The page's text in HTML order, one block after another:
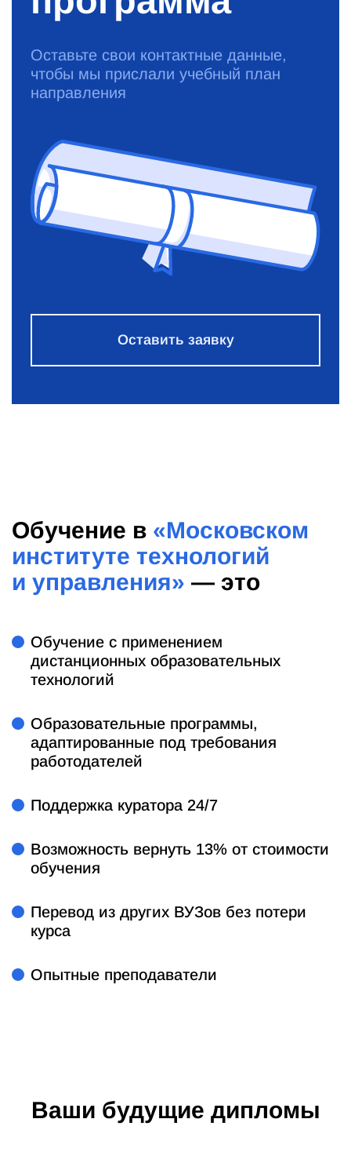
Оставьте свои контактные данные,
чтобы мы прислали учебный план
направления
Оставить заявку
Обучение в «Московском
институте технологий
и управления» — это
Обучение с применением
дистанционных образовательных
технологий
Образовательные программы,
адаптированные под требования
работодателей
Поддержка куратора 24/7
Возможность вернуть 13% от стоимости
обучения
Перевод из других ВУЗов без потери
курса
Опытные преподаватели
Ваши будущие дипломы